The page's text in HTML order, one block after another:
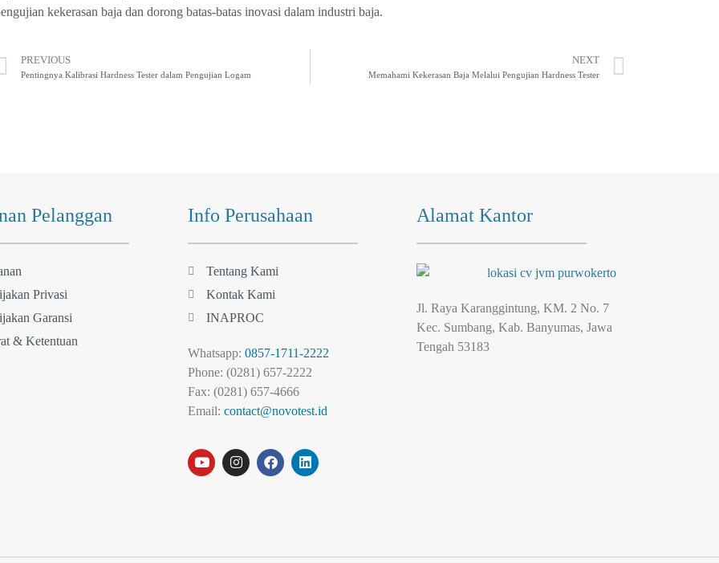
kekerasan baja dan dorong batas-batas inovasi dalam industri baja.
PREVIOUS
Pentingnya Kalibrasi Hardness Tester dalam Pengujian Logam
NEXT
Memahami Kekerasan Baja Melalui Pengujian Hardness Tester
Pelanggan
Privasi
Garansi
& Ketentuan
Info Perusahaan
Tentang Kami
Kontak Kami
INAPROC
Whatsapp: 0857-1711-2222
Phone: (0281) 657-2222
Fax: (0281) 657-4666
Email: contact@novotest.id
Alamat Kantor
Jl. Raya Karanggintung, KM. 2 No. 7
Kec. Sumbang, Kab. Banyumas, Jawa
Tengah 53183